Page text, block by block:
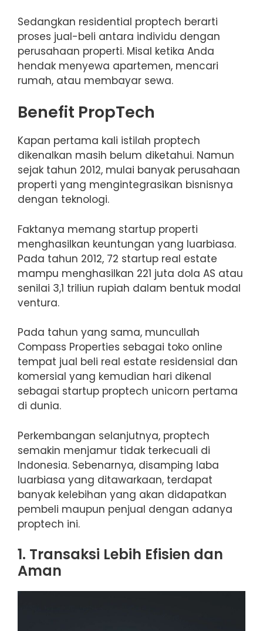
Sedangkan residential proptech berarti
proses jual-beli antara individu dengan
perusahaan properti. Misal ketika Anda
hendak menyewa apartemen, mencari
rumah, atau membayar sewa.
Benefit PropTech
Kapan pertama kali istilah proptech
dikenalkan masih belum diketahui. Namun
sejak tahun 2012, mulai banyak perusahaan
properti yang mengintegrasikan bisnisnya
dengan teknologi.
Faktanya memang startup properti
menghasilkan keuntungan yang luarbiasa.
Pada tahun 2012, 72 startup real estate
mampu menghasilkan 221 juta dola AS atau
senilai 3,1 triliun rupiah dalam bentuk modal
ventura.
Pada tahun yang sama, muncullah
Compass Properties sebagai toko online
tempat jual beli real estate residensial dan
komersial yang kemudian hari dikenal
sebagai startup proptech unicorn pertama
di dunia.
Perkembangan selanjutnya, proptech
semakin menjamur tidak terkecuali di
Indonesia. Sebenarnya, disamping laba
luarbiasa yang ditawarkaan, terdapat
banyak kelebihan yang akan didapatkan
pembeli maupun penjual dengan adanya
proptech ini.
1. Transaksi Lebih Efisien dan
Aman